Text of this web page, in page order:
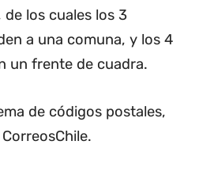
los cuales los 3
a una comuna, y los 4
un frente de cuadra.
de códigos postales,